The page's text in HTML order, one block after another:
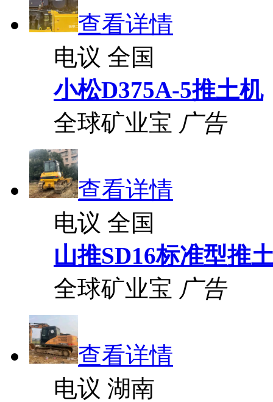
查看详情
电议 全国
小松D375A-5推土机
全球矿业宝 广告
查看详情
电议 全国
山推SD16标准型推
全球矿业宝 广告
查看详情
电议 湖南